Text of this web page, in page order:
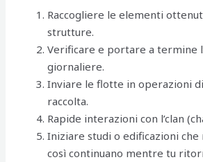
Raccogliere le elementi
strutture.
Verificare e portare a termine
giornaliere.
Inviare le flotte in operazioni
raccolta.
Rapide interazioni con l’clan
Iniziare studi o edificazioni che
così continuano mentre tu